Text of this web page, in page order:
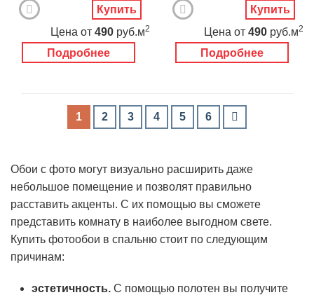
Подробнее
Цена от 490 руб.м2
Купить
Подробнее
Цена от 490 руб.м2
Купить
1 2 3 4 5 6
Обои с фото могут визуально расширить даже
небольшое помещение и позволят правильно
расставить акценты. С их помощью вы сможете
представить комнату в наиболее выгодном свете.
Купить фотообои в спальню стоит по следующим
причинам:
эстетичность. С помощью полотен вы получите